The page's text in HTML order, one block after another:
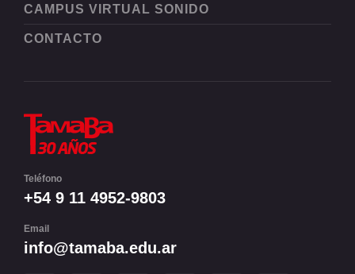
CAMPUS VIRTUAL SONIDO
CONTACTO
Teléfono
+54 9 11 4952-9803
Email
info@tamaba.edu.ar